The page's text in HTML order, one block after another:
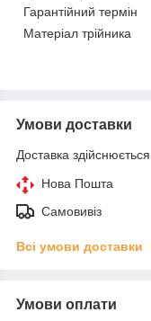
Гарантійний термін
Матеріал трійника
Умови доставки
Доставка
Нова Пошта
Самовивіз
Всі умови доставки
Умови оплати